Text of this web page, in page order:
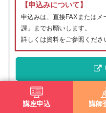
【申込みについて】
申込みは、直接FAXまたは
課」までお願いします。
詳しくは資料をご参照くださ
資料
講座申込 講師